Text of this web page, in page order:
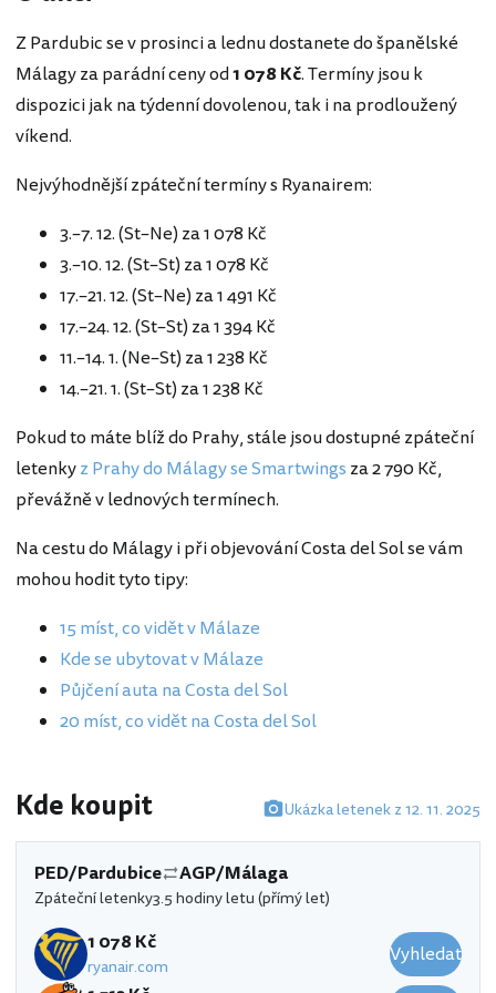
Z Pardubic se v prosinci a lednu dostanete do španělské
Málagy za parádní ceny od1 078 Kč. Termíny jsou k
dispozici jak na týdenní dovolenou, tak i na prodloužený
víkend.
Nejvýhodnější zpáteční termíny s Ryanairem:
3.–7. 12. (St–Ne) za 1 078 Kč
3.–10. 12. (St–St) za 1 078 Kč
17.–21. 12. (St–Ne) za 1 491 Kč
17.–24. 12. (St–St) za 1 394 Kč
11.–14. 1. (Ne–St) za 1 238 Kč
14.–21. 1. (St–St) za 1 238 Kč
Pokud to máte blíž do Prahy, stále jsou dostupné zpáteční
letenkyz Prahy do Málagy se Smartwings za 2 790 Kč,
převážně v lednových termínech.
Na cestu do Málagy i při objevování Costa del Sol se vám
mohou hodit tyto tipy:
15 míst, co vidět v Málaze
Kde se ubytovat v Málaze
Půjčení auta na Costa del Sol
20 míst, co vidět na Costa del Sol
Kde koupit Ukázka letenek z 12. 11. 2025
PED/Pardubice AGP/Málaga
Zpáteční letenky3.5 hodiny letu (přímý let)
1 078 Kč
ryanair.com
Vyhledat